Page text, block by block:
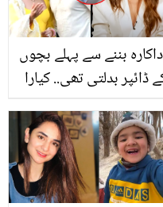
بننے سے پہلے بچوں
ڈائپر بدلتی تھی.. کیارا
تھیں؟ ماضی سے
چند انکشافات